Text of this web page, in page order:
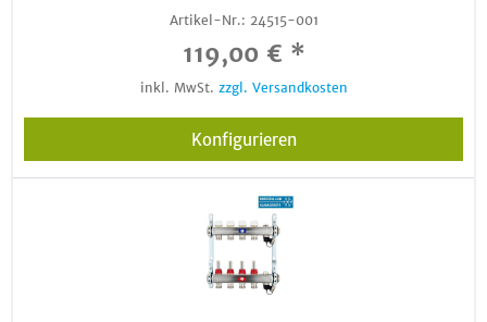
Artikel-Nr.: 24515-001
119,00 € *
inkl. MwSt. zzgl. Versandkosten
Konfigurieren